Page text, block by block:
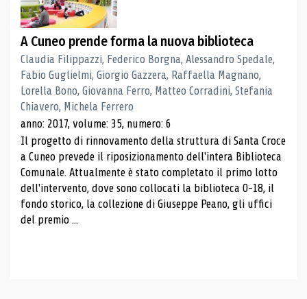
A Cuneo prende forma la nuova biblioteca
Claudia Filippazzi, Federico Borgna, Alessandro Spedale,
Fabio Guglielmi, Giorgio Gazzera, Raffaella Magnano,
Lorella Bono, Giovanna Ferro, Matteo Corradini, Stefania
Chiavero, Michela Ferrero
anno: 2017, volume: 35, numero: 6
Il progetto di rinnovamento della struttura di Santa Croce
a Cuneo prevede il riposizionamento dell'intera Biblioteca
Comunale. Attualmente è stato completato il primo lotto
dell'intervento, dove sono collocati la biblioteca 0-18, il
fondo storico, la collezione di Giuseppe Peano, gli uffici
del premio ...